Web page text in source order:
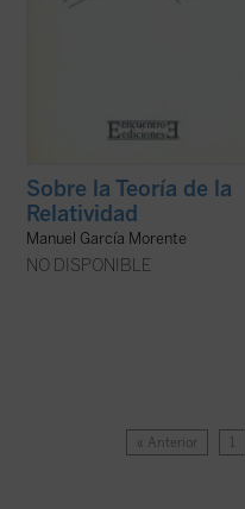
Sobre la Teoría de la
Relatividad
Manuel García Morente
NO DISPONIBLE
« Anterior 1